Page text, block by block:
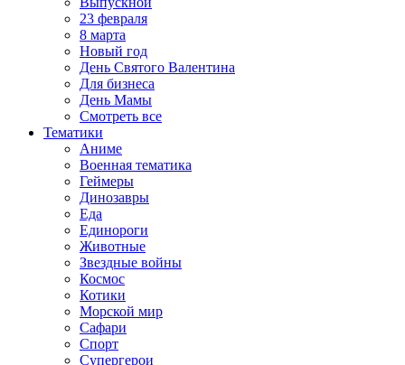
23 февраля
8 марта
Новый год
День Святого Валентина
Для бизнеса
День Мамы
Смотреть все
Тематики
Аниме
Военная тематика
Геймеры
Динозавры
Еда
Единороги
Животные
Звездные войны
Космос
Котики
Морской мир
Сафари
Спорт
Супергерои